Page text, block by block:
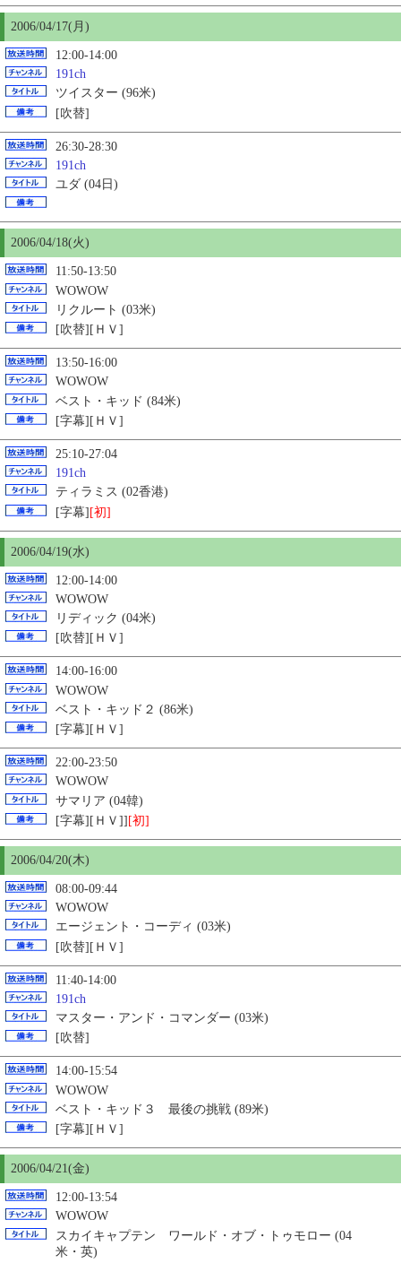
2006/04/17(月)
12:00-14:00
191ch
ツイスター (96米)
[吹替]
26:30-28:30
191ch
ユダ (04日)
2006/04/18(火)
11:50-13:50
WOWOW
リクルート (03米)
[吹替][ＨＶ]
13:50-16:00
WOWOW
ベスト・キッド (84米)
[字幕][ＨＶ]
25:10-27:04
191ch
ティラミス (02香港)
[字幕][初]
2006/04/19(水)
12:00-14:00
WOWOW
リディック (04米)
[吹替][ＨＶ]
14:00-16:00
WOWOW
ベスト・キッド２ (86米)
[字幕][ＨＶ]
22:00-23:50
WOWOW
サマリア (04韓)
[字幕][ＨＶ]] [初]
2006/04/20(木)
08:00-09:44
WOWOW
エージェント・コーディ (03米)
[吹替][ＨＶ]
11:40-14:00
191ch
マスター・アンド・コマンダー (03米)
[吹替]
14:00-15:54
WOWOW
ベスト・キッド３ 最後の挑戦 (89米)
[字幕][ＨＶ]
2006/04/21(金)
12:00-13:54
WOWOW
スカイキャプテン ワールド・オブ・トゥモロー (04
米・英)